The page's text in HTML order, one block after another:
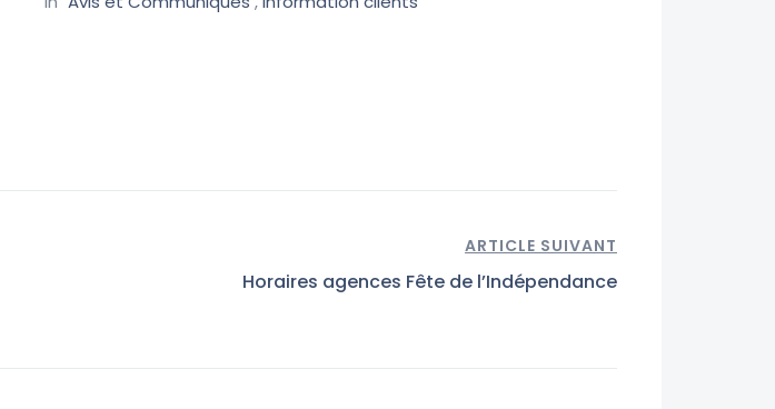
ARTICLE SUIVANT
Horaires agences Fête de l’Indépendance